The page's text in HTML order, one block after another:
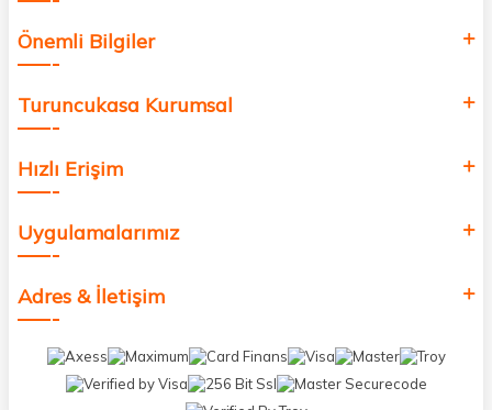
Önemli Bilgiler
Turuncukasa Kurumsal
Hızlı Erişim
Uygulamalarımız
Adres & İletişim